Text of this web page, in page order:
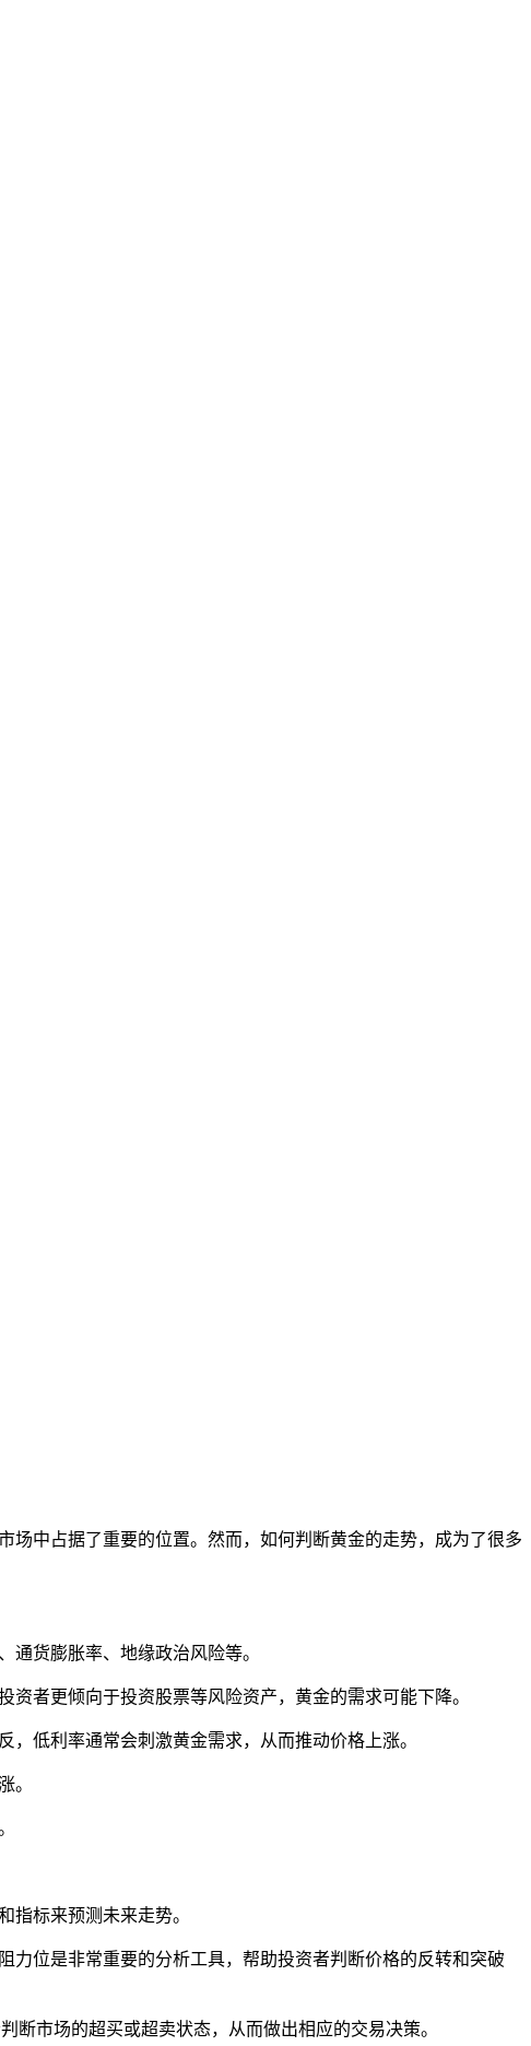
中占据了重要的位置。然而，如何判断黄金的走势，成为了很多
货膨胀率、地缘政治风险等。
者更倾向于投资股票等风险资产，黄金的需求可能下降。
低利率通常会刺激黄金需求，从而推动价格上涨。
。
指标来预测未来走势。
力位是非常重要的分析工具，帮助投资者判断价格的反转和突破
断市场的超买或超卖状态，从而做出相应的交易决策。